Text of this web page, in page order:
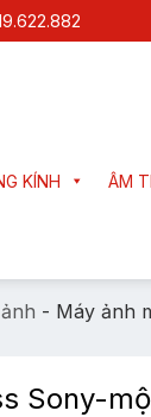
KÍNH ÂM
- Máy ảnh
Sony-